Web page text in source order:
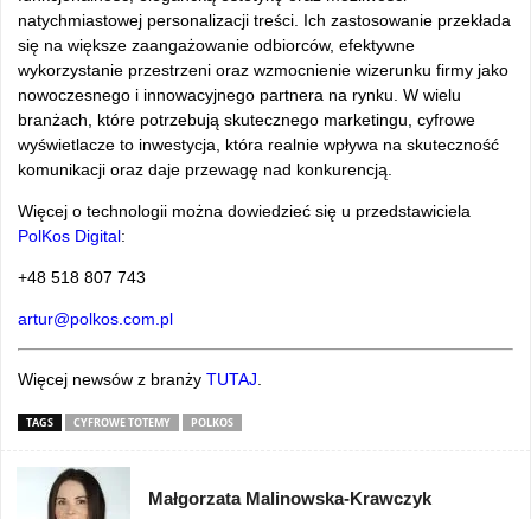
natychmiastowej personalizacji treści. Ich zastosowanie przekłada
się na większe zaangażowanie odbiorców, efektywne
wykorzystanie przestrzeni oraz wzmocnienie wizerunku firmy jako
nowoczesnego i innowacyjnego partnera na rynku. W wielu
branżach, które potrzebują skutecznego marketingu, cyfrowe
wyświetlacze to inwestycja, która realnie wpływa na skuteczność
komunikacji oraz daje przewagę nad konkurencją.
Więcej o technologii można dowiedzieć się u przedstawiciela
PolKos Digital:
+48 518 807 743
artur@polkos.com.pl
Więcej newsów z branży TUTAJ
TAGS CYFROWE TOTEMY POLKOS
Małgorzata Malinowska-Krawczyk